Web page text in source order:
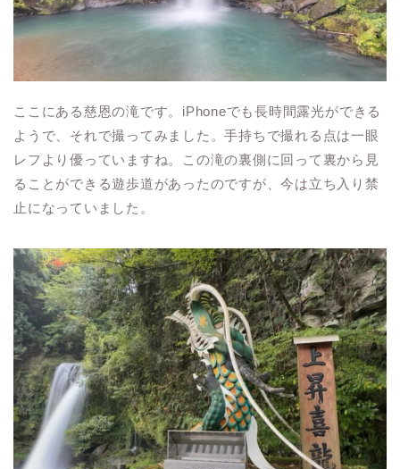
ここにある慈恩の滝です。iPhoneでも長時間露光ができる
ようで、それで撮ってみました。手持ちで撮れる点は一眼
レフより優っていますね。この滝の裏側に回って裏から見
ることができる遊歩道があったのですが、今は立ち入り禁
止になっていました。